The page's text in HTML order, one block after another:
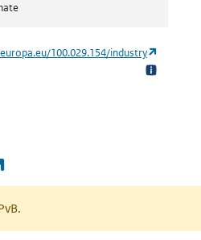
100.029.154/industry